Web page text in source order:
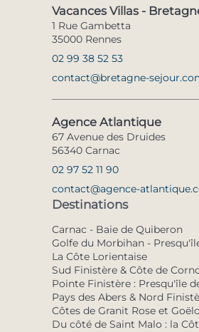
Vacances Villas -
1 Rue Gambetta
35000 Rennes
02 99 38 52 53
contact@bretagne-
Agence Atlantique
67 Avenue des Druides
56340 Carnac
02 97 52 11 90
contact@agence-
Destinations
Carnac - Baie de Quiberon
Golfe du Morbihan -
La Côte Lorientaise
Sud Finistère & Côte de
Pointe Finistère : Presqu'île
Pays des Abers & Nord
Côtes de Granit Rose et Goëlo
Du côté de Saint Malo : la